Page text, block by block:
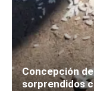
Concepción
sorprendidos